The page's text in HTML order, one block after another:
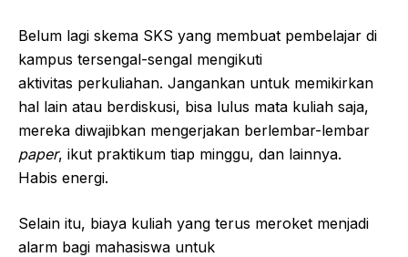
Belum lagi skema SKS yang membuat pembelajar di
kampus tersengal-sengal mengikuti
aktivitas perkuliahan. Jangankan untuk memikirkan
hal lain atau berdiskusi, bisa lulus mata kuliah saja,
mereka diwajibkan mengerjakan berlembar-lembar
paper, ikut praktikum tiap minggu, dan lainnya.
Habis energi.
Selain itu, biaya kuliah yang terus meroket menjadi
alarm bagi mahasiswa untuk